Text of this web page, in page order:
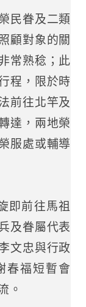
民眷及二類
顧對象的關
常熟稔；此
程，限於時
前往北竿及
達，兩地榮
服處或輔導
即前往馬祖
及眷屬代表
文忠與行政
春福短暫會
。